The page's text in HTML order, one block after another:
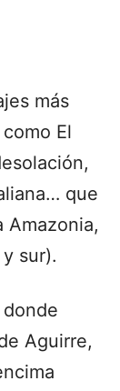
más
El
que
Amazonia,
sur).
Aguirre,